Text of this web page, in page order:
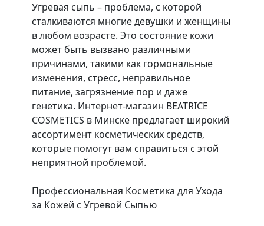
Угревая сыпь – проблема, с которой
сталкиваются многие девушки и женщины
в любом возрасте. Это состояние кожи
может быть вызвано различными
причинами, такими как гормональные
изменения, стресс, неправильное
питание, загрязнение пор и даже
генетика. Интернет-магазин BEATRICE
COSMETICS в Минске предлагает широкий
ассортимент косметических средств,
которые помогут вам справиться с этой
неприятной проблемой.
Профессиональная Косметика для Ухода
за Кожей с Угревой Сыпью